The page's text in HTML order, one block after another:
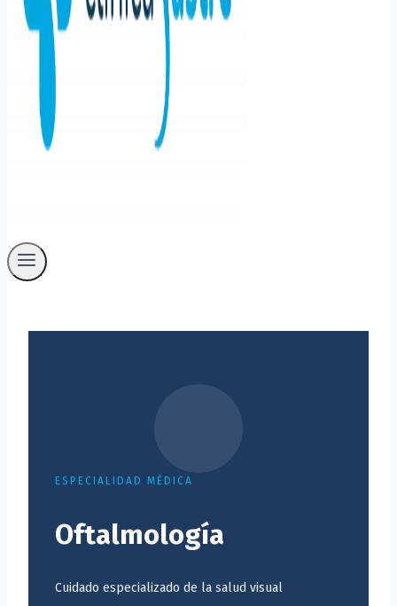
ESPECIALIDAD MÉDICA
Oftalmología
Cuidado especializado de la salud visual